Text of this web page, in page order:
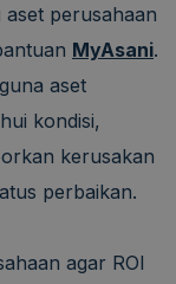
perusahaan
MyAsani.
aset
kondisi,
kerusakan
perbaikan.
agar ROI